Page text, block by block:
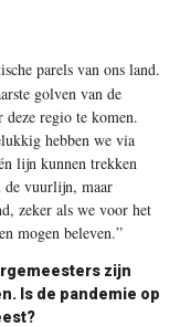
parels van ons land.
golven van de
deze regio te komen.
hebben we via
lijn kunnen trekken
de vuurlijn, maar
zeker als we voor het
mogen beleven.”
zijn
Is de pandemie op